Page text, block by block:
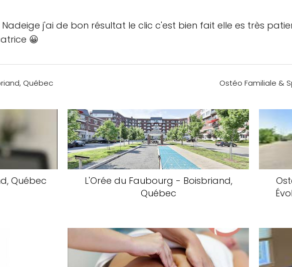
Nadeige j'ai de bon résultat le clic c'est bien fait elle es très
😀
Québec Ostéo Familiale &
Québec
L'Orée du Faubourg - Boisbriand,
Québec